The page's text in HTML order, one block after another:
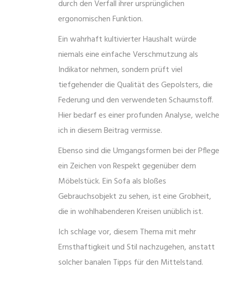
durch den Verfall ihrer ursprünglichen
ergonomischen Funktion.
Ein wahrhaft kultivierter Haushalt würde
niemals eine einfache Verschmutzung als
Indikator nehmen, sondern prüft viel
tiefgehender die Qualität des Gepolsters, die
Federung und den verwendeten Schaumstoff.
Hier bedarf es einer profunden Analyse, welche
ich in diesem Beitrag vermisse.
Ebenso sind die Umgangsformen bei der Pflege
ein Zeichen von Respekt gegenüber dem
Möbelstück. Ein Sofa als bloßes
Gebrauchsobjekt zu sehen, ist eine Grobheit,
die in wohlhabenderen Kreisen unüblich ist.
Ich schlage vor, diesem Thema mit mehr
Ernsthaftigkeit und Stil nachzugehen, anstatt
solcher banalen Tipps für den Mittelstand.